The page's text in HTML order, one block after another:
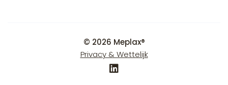
© 2026 Meplax®
Privacy & Wettelijk